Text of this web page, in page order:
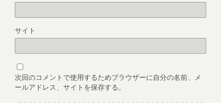
サイト
次回のコメントで使用するためブラウザーに自分の名前、メ
ールアドレス、サイトを保存する。